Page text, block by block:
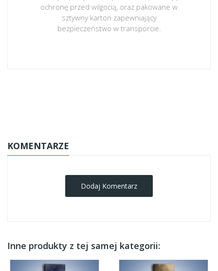
ochronę przed wilgocią, oraz pakowane w
sztywny karton zapewniający
bezpieczeństwo w transporcie.
KOMENTARZE
Dodaj Komentarz
Inne produkty z tej samej kategorii: